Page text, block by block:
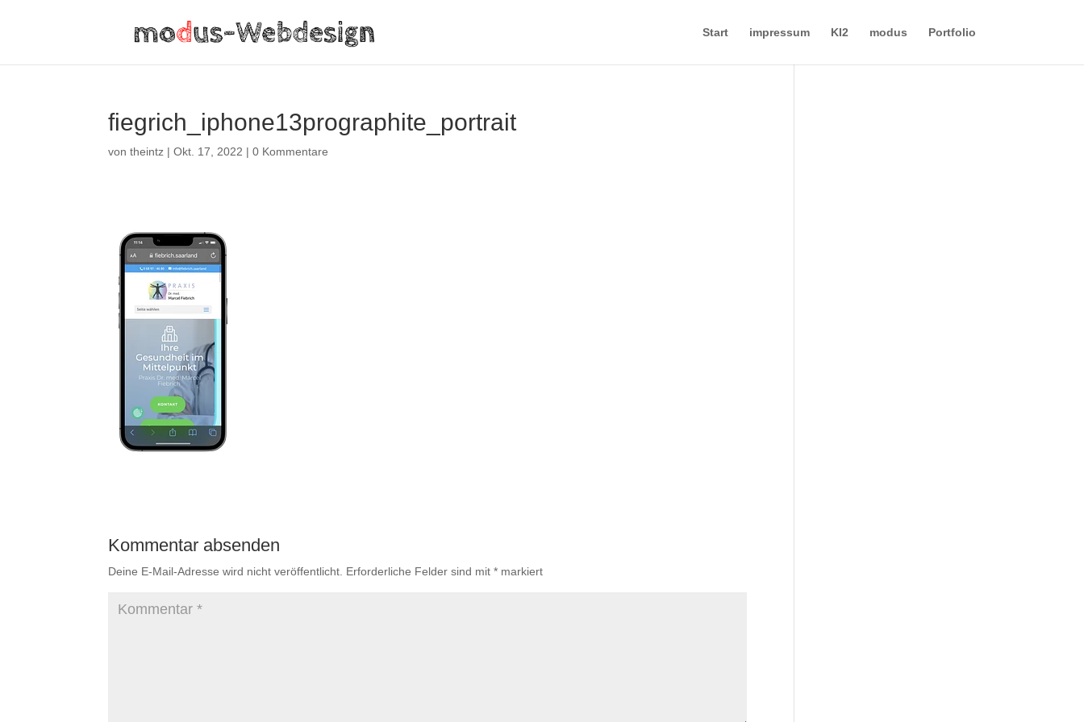
Start impressum KI2 modus Portfolio
fiegrich_iphone13prographite_portrait
vontheintz |Okt. 17, 2022 |0 Kommentare
Kommentar absenden
Deine E-Mail-Adresse wird nicht veröffentlicht. Erforderliche Felder sind mit* markiert